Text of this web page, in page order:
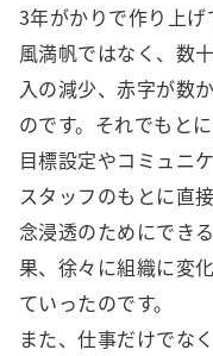
3年がかりで作り上
風満帆ではなく、数
入の減少、赤字が数
のです。それでもと
目標設定やコミュニ
スタッフのもとに直
念浸透のためにでき
果、徐々に組織に変
ていったのです。
また、仕事だけでな